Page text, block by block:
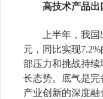
高技术产品出
上半年，我国
元，同比实现7.2%
部压力和挑战持
长态势。底气是
产业创新的深度